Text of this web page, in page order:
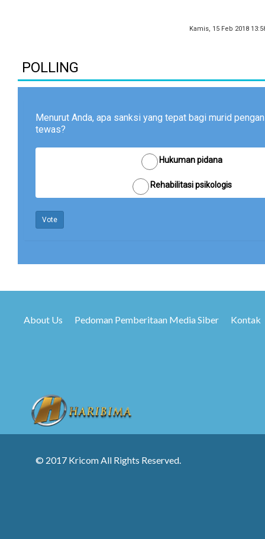
Kamis, 15 Feb 2018
POLLING
Menurut Anda, apa sanksi yang tepat bagi murid
tewas?
Hukuman pidana
Rehabilitasi psikologis
Vote
About Us Pedoman Pemberitaan Media Siber Kontak
© 2017 Kricom All Rights Reserved.